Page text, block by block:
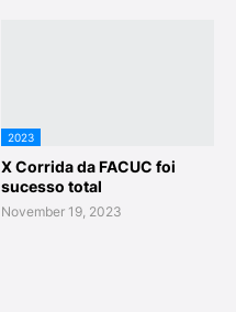
2023
X Corrida da FACUC foi
sucesso total
November 19, 2023